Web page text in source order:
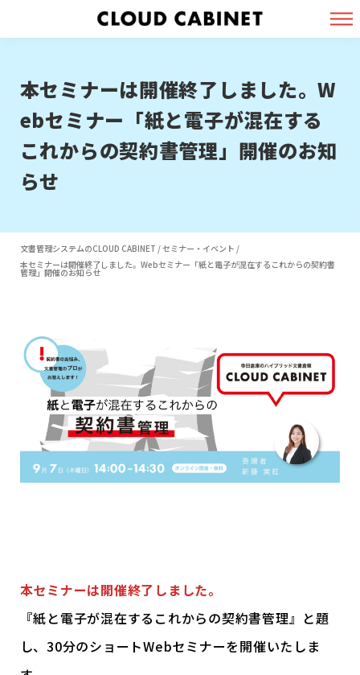
本セミナーは開催終了しました。W
ebセミナー「紙と電子が混在する
これからの契約書管理」開催のお知
らせ
文書管理システムのCLOUD CABINET /セミナー・イベント /
本セミナーは開催終了しました。Webセミナー「紙と電子が混在するこれからの契約書
管理」開催のお知らせ
本セミナーは開催終了しました。
『紙と電子が混在するこれからの契約書管理』と題
し、30分のショートWebセミナーを開催いたしま